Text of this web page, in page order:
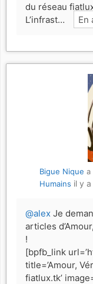
du réseau
L’infrast…
En
Bigue Nique a
Humains il y
@alexJe
articles
!
[bpfb_link
title=’Amour,
fiatlux.tk’